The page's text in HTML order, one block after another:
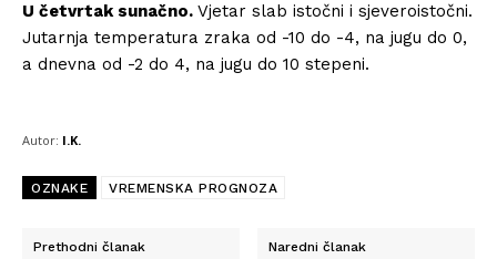
U četvrtak sunačno. Vjetar slab istočni i sjeveroistočni.
Jutarnja temperatura zraka od -10 do -4, na jugu do 0,
a dnevna od -2 do 4, na jugu do 10 stepeni.
Autor: I.K.
OZNAKE VREMENSKA PROGNOZA
Prethodni članak Naredni članak